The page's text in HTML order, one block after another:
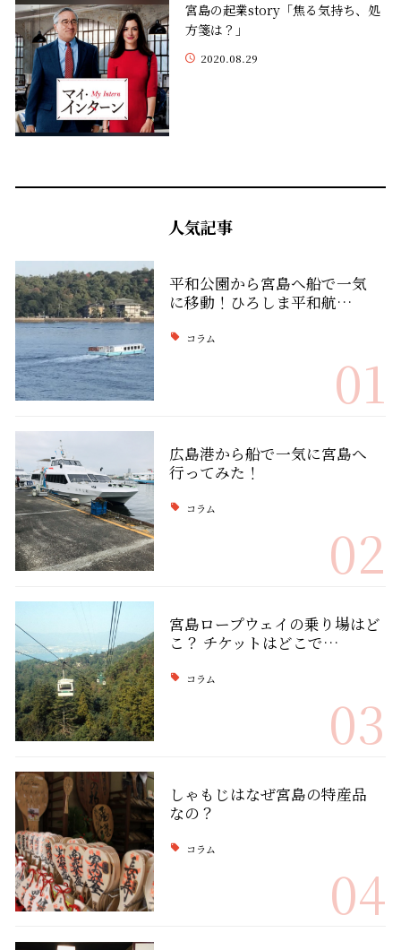
宮島の起業story「焦る気持ち、処
方箋は？」
2020.08.29
人気記事
平和公園から宮島へ船で一気
に移動！ひろしま平和航…
コラム
01
広島港から船で一気に宮島へ
行ってみた！
コラム
02
宮島ロープウェイの乗り場はど
こ？ チケットはどこで…
コラム
03
しゃもじはなぜ宮島の特産品
なの？
コラム
04